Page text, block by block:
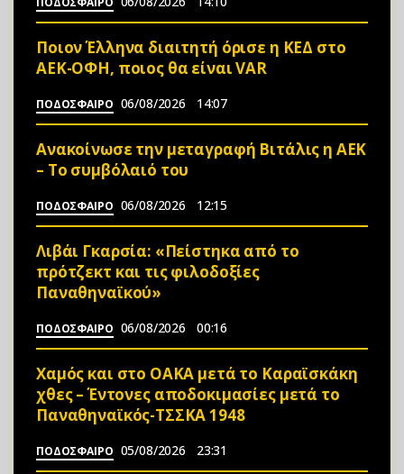
Ποιον Έλληνα διαιτητή όρισε η ΚΕΔ στο
ΑΕΚ-ΟΦΗ, ποιος θα είναι VAR
ΠΟΔΟΣΦΑΙΡΟ 06/08/2026 14:07
Ανακοίνωσε την μεταγραφή Βιτάλις η ΑΕΚ
– Το συμβόλαιό του
ΠΟΔΟΣΦΑΙΡΟ 06/08/2026 12:15
Λιβάι Γκαρσία: «Πείστηκα από το
πρότζεκτ και τις φιλοδοξίες
Παναθηναϊκού»
ΠΟΔΟΣΦΑΙΡΟ 06/08/2026 00:16
Χαμός και στο ΟΑΚΑ μετά το Καραϊσκάκη
χθες – Έντονες αποδοκιμασίες μετά το
Παναθηναϊκός-ΤΣΣΚΑ 1948
ΠΟΔΟΣΦΑΙΡΟ 05/08/2026 23:31